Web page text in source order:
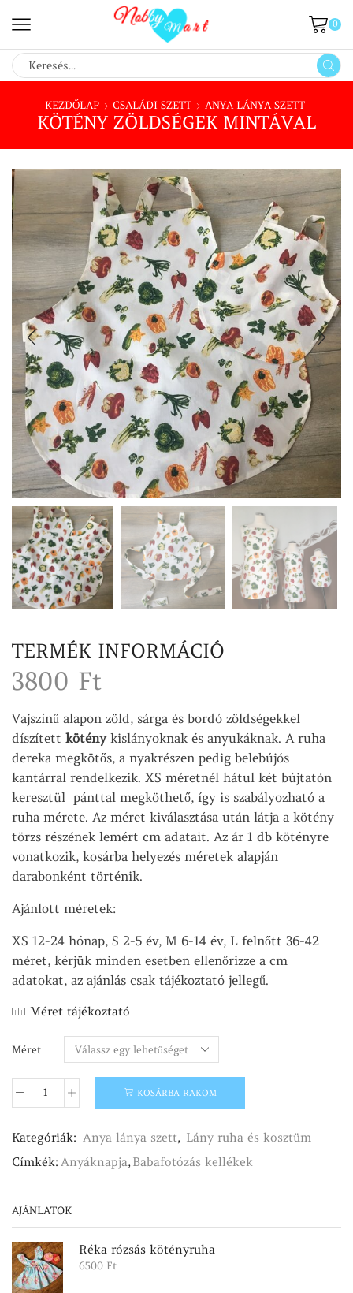
0
KEZDŐLAP CSALÁDI SZETT ANYA LÁNYA SZETT
KÖTÉNY ZÖLDSÉGEK MINTÁVAL
TERMÉK INFORMÁCIÓ
3800 Ft
Vajszínű alapon zöld, sárga és bordó zöldségekkel
díszített kötény kislányoknak és anyukáknak. A ruha
dereka megkötős, a nyakrészen pedig belebújós
kantárral rendelkezik. XS méretnél hátul két bújtatón
keresztül pánttal megköthető, így is szabályozható a
ruha mérete. Az méret kiválasztása után látja a kötény
törzs részének lemért cm adatait. Az ár 1 db kötényre
vonatkozik, kosárba helyezés méretek alapján
darabonként történik.
Ajánlott méretek:
XS 12-24 hónap, S 2-5 év, M 6-14 év, L felnőtt 36-42
méret, kérjük minden esetben ellenőrizze a cm
adatokat, az ajánlás csak tájékoztató jellegű.
Méret tájékoztató
Méret
Kötény
zöldségek
mennyiség
KOSÁRBA RAKOM
Kategóriák: Anya lánya szett, Lány ruha és kosztüm
Címkék: Anyáknapja, Babafotózás kellékek
AJÁNLATOK
Réka rózsás kötényruha
6500 Ft